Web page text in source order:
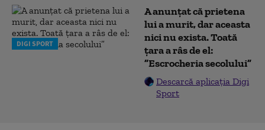
DIGI SPORT
A anunțat că prietena
lui a murit, dar aceasta
nici nu exista. Toată
țara a râs de el:
”Escrocheria secolului”
Descarcă aplicația Digi
Sport